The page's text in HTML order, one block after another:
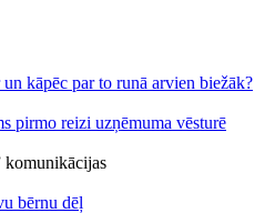
kāpēc par to runā arvien biežāk?
pirmo reizi uzņēmuma vēsturē
komunikācijas
bērnu dēļ